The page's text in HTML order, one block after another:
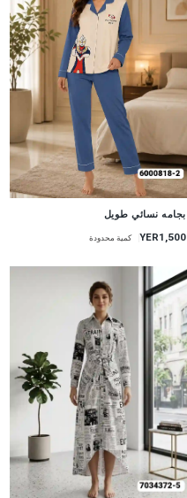
جديد
بجامه نسائي طويل
YER1,500 كمية محدودة